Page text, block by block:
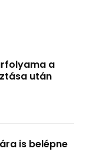
a
után
is belépne